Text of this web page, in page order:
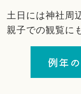
土日には神社周
親子での観覧に
例年